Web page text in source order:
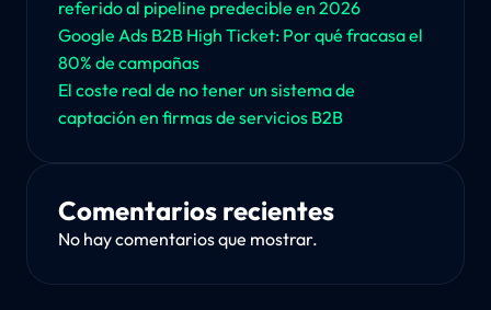
referido al pipeline predecible en 2026
Google Ads B2B High Ticket: Por qué fracasa el
80% de campañas
El coste real de no tener un sistema de
captación en firmas de servicios B2B
Comentarios recientes
No hay comentarios que mostrar.